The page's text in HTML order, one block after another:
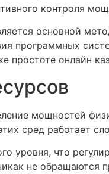
контроля
основной
программных
простоте онлайн
мощностей
сред работает
уровня, что
не обращаются